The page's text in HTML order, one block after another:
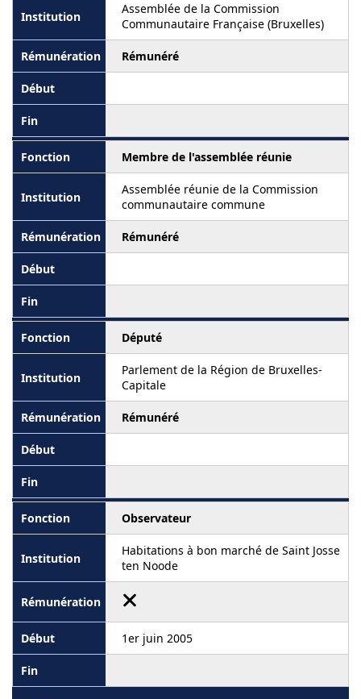
Assemblée de la Commission
Communautaire Française (Bruxelles)
Rémunéré
Membre de l'assemblée réunie
Assemblée réunie de la Commission
communautaire commune
Rémunéré
Député
Parlement de la Région de Bruxelles-
Capitale
Rémunéré
Observateur
Habitations à bon marché de Saint Josse
ten Noode
1er juin 2005